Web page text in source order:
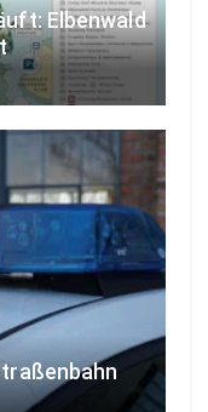
Elbenwald